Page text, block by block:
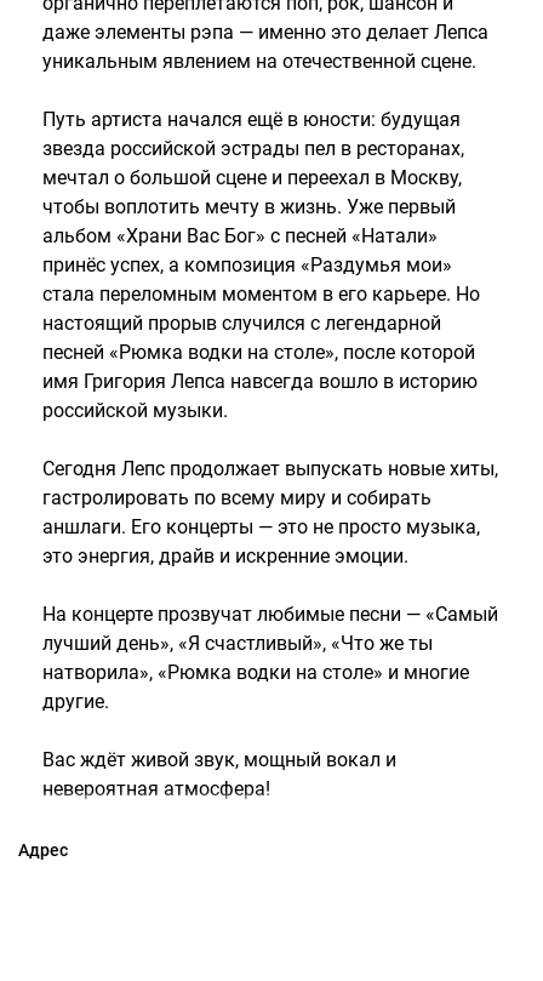
даже элементы рэпа — именно это делает Лепса
уникальным явлением на отечественной сцене.
Путь артиста начался ещё в юности: будущая
звезда российской эстрады пел в ресторанах,
мечтал о большой сцене и переехал в Москву,
чтобы воплотить мечту в жизнь. Уже первый
альбом «Храни Вас Бог» с песней «Натали»
принёс успех, а композиция «Раздумья мои»
стала переломным моментом в его карьере. Но
настоящий прорыв случился с легендарной
песней «Рюмка водки на столе», после которой
имя Григория Лепса навсегда вошло в историю
российской музыки.
Сегодня Лепс продолжает выпускать новые хиты,
гастролировать по всему миру и собирать
аншлаги. Его концерты — это не просто музыка,
это энергия, драйв и искренние эмоции.
На концерте прозвучат любимые песни — «Самый
лучший день», «Я счастливый», «Что же ты
натворила», «Рюмка водки на столе» и многие
другие.
Вас ждёт живой звук, мощный вокал и
невероятная атмосфера!
Адрес